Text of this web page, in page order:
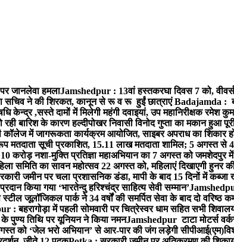
जानलेवा हमलाJamshedpur : 13वां हस्तकरघा दिवस 7 को,
सचिव ने की शिरकत, कानून से रू व रू हुईं छात्राएंBadajamda :
,सस्ते दामों में मिलेगी महंगी दवाइयां, उप महानिरीक्षक रमेश
बारिश के कारण हल्दीपोखर निवासी विनोद गुप्ता का मकान हुआ
में जागरूकता कार्यक्रम आयोजित, साइबर अपराध का शिकार
मतदाता सूची प्रकाशित, 15.11 लाख मतदाता शामिल; 5 अगस्त से
करोड़ नशा-मुक्ति प्रतिज्ञा महाअभियान का 7 अगस्त को जमशेदपुर
समिति का सावन महोत्सव 22 अगस्त को, महिलाएं दिखाएगी हुनर की
जमीन पर चला प्रशासनिक डंडा, मापी के बाद 15 दिनों में
किया गया ‘भारतेन्दु हरिश्चंद्र साहित्य सेवी सम्मान’
जूलॉजिकल पार्क ने 34 वर्षों की समर्पित सेवा के बाद दो वरिष्ठ
: बहरागोड़ा में पहली सोमवारी पर चित्रेस्वर धाम सहित सभी
पुण्य तिथि पर यूनियन ने किया नमनJamshedpur टाटा मोटर्स
को ‘जेल भरो अभियान’ से आर-पार की जंग लड़ेगी सीपीआई(एम)